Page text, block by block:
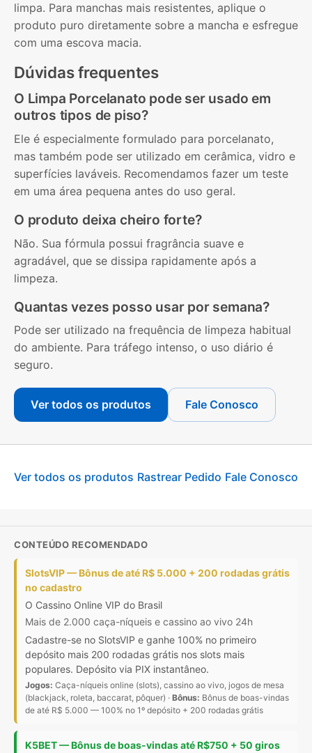
limpa. Para manchas mais resistentes, aplique o
produto puro diretamente sobre a mancha e esfregue
com uma escova macia.
Dúvidas frequentes
O Limpa Porcelanato pode ser usado em
outros tipos de piso?
Ele é especialmente formulado para porcelanato,
mas também pode ser utilizado em cerâmica, vidro e
superfícies laváveis. Recomendamos fazer um teste
em uma área pequena antes do uso geral.
O produto deixa cheiro forte?
Não. Sua fórmula possui fragrância suave e
agradável, que se dissipa rapidamente após a
limpeza.
Quantas vezes posso usar por semana?
Pode ser utilizado na frequência de limpeza habitual
do ambiente. Para tráfego intenso, o uso diário é
seguro.
Ver todos os produtos Fale Conosco
Ver todos os produtos Rastrear Pedido Fale Conosco
CONTEÚDO RECOMENDADO
SlotsVIP — Bônus de até R$ 5.000 + 200 rodadas grátis
no cadastro
O Cassino Online VIP do Brasil
Mais de 2.000 caça-níqueis e cassino ao vivo 24h
Cadastre-se no SlotsVIP e ganhe 100% no primeiro
depósito mais 200 rodadas grátis nos slots mais
populares. Depósito via PIX instantâneo.
Jogos: Caça-níqueis online (slots), cassino ao vivo, jogos de mesa
(blackjack, roleta, baccarat, pôquer) · Bônus: Bônus de boas-vindas
de até R$ 5.000 — 100% no 1º depósito + 200 rodadas grátis
K5BET — Bônus de boas-vindas até R$750 + 50 giros